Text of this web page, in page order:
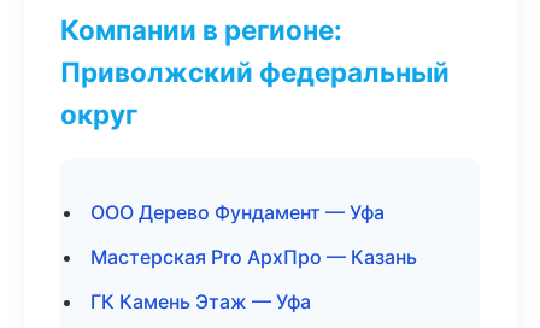
Компании в регионе:
Приволжский федеральный
округ
ООО Дерево Фундамент — Уфа
Мастерская Pro АрхПро — Казань
ГК Камень Этаж — Уфа